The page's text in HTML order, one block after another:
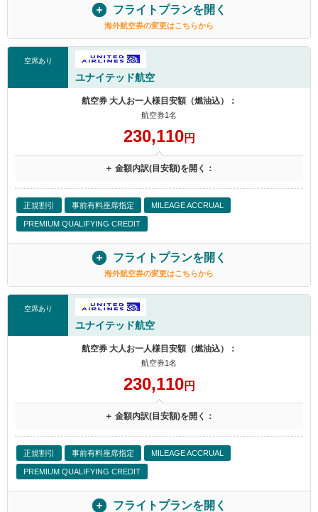
フライトプランを開く
海外航空券の変更はこちらから
空席あり
ユナイテッド航空
航空券 大人お一人様目安額（燃油込）：
航空券1名
230,110円
＋ 金額内訳(目安額)を開く：
正規割引 事前有料座席指定 MILEAGE ACCRUAL
PREMIUM QUALIFYING CREDIT
フライトプランを開く
海外航空券の変更はこちらから
空席あり
ユナイテッド航空
航空券 大人お一人様目安額（燃油込）：
航空券1名
230,110円
＋ 金額内訳(目安額)を開く：
正規割引 事前有料座席指定 MILEAGE ACCRUAL
PREMIUM QUALIFYING CREDIT
フライトプランを開く